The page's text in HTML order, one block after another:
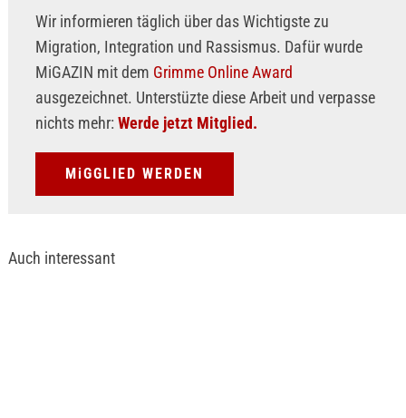
Wir informieren täglich über das Wichtigste zu
Migration, Integration und Rassismus. Dafür wurde
MiGAZIN mit dem Grimme Online Award
ausgezeichnet. Unterstüzte diese Arbeit und verpasse
nichts mehr: Werde jetzt Mitglied.
MiGGLIED WERDEN
Auch interessant